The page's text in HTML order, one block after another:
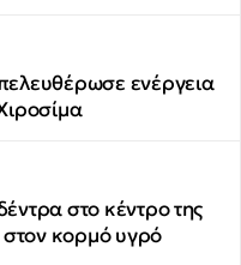
ενέργεια
στο κέντρο της
κορμό υγρό